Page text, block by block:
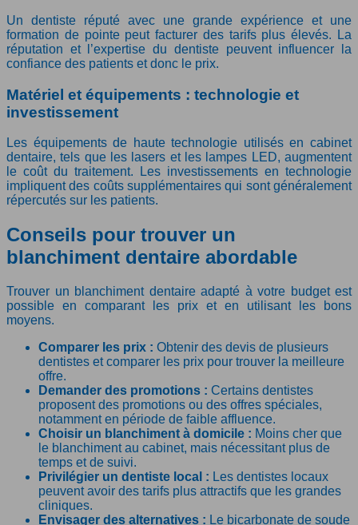
Un dentiste réputé avec une grande expérience et une
formation de pointe peut facturer des tarifs plus élevés. La
réputation et l’expertise du dentiste peuvent influencer la
confiance des patients et donc le prix.
Matériel et équipements : technologie et
investissement
Les équipements de haute technologie utilisés en cabinet
dentaire, tels que les lasers et les lampes LED, augmentent
le coût du traitement. Les investissements en technologie
impliquent des coûts supplémentaires qui sont généralement
répercutés sur les patients.
Conseils pour trouver un
blanchiment dentaire abordable
Trouver un blanchiment dentaire adapté à votre budget est
possible en comparant les prix et en utilisant les bons
moyens.
Comparer les prix : Obtenir des devis de plusieurs
dentistes et comparer les prix pour trouver la meilleure
offre.
Demander des promotions : Certains dentistes
proposent des promotions ou des offres spéciales,
notamment en période de faible affluence.
Choisir un blanchiment à domicile : Moins cher que
le blanchiment au cabinet, mais nécessitant plus de
temps et de suivi.
Privilégier un dentiste local : Les dentistes locaux
peuvent avoir des tarifs plus attractifs que les grandes
cliniques.
Envisager des alternatives : Le bicarbonate de soude